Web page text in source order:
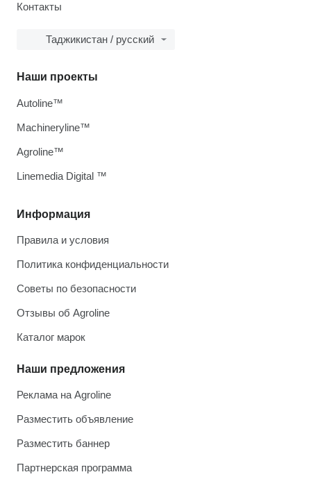
Контакты
Таджикистан / русский
Информация
Правила и условия
Политика конфиденциальности
Советы по безопасности
Отзывы об Agroline
Каталог марок
Наши предложения
Реклама на Agroline
Разместить объявление
Разместить баннер
Партнерская программа
Наши проекты
Autoline™
Machineryline™
Agroline™
Linemedia Digital ™